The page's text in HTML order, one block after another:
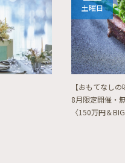
土曜日
【おもてなし
8月限定開催・
〈150万円＆